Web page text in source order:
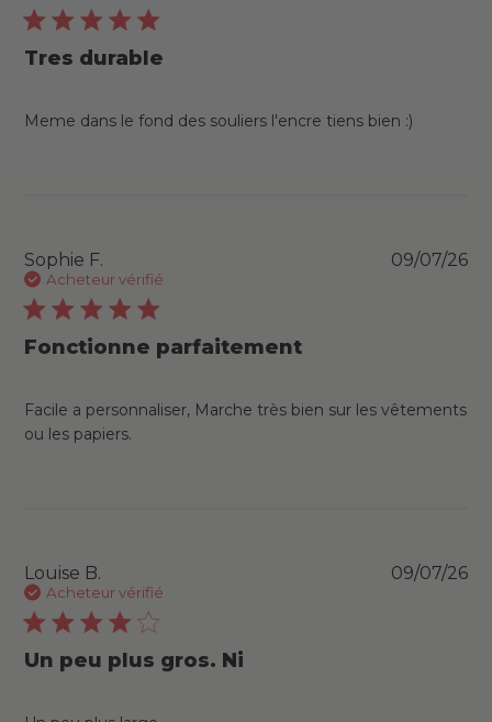
Tres durable
Meme dans le fond des souliers l'encre tiens bien :)
Sophie F.
Acheteur vérifié
Fonctionne parfaitement
Facile a personnaliser, Marche très bien sur les vêtements
ou les papiers.
09/07/26
Louise B.
Acheteur vérifié
Un peu plus gros. Ni
09/07/26